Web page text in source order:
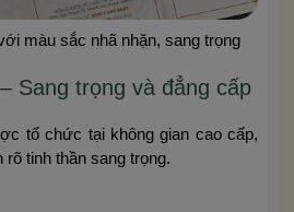
màu sắc nhã nhặn, sang trọng
Sang trọng và đẳng cấp
tổ chức tại không gian cao cấp,
tinh thần sang trọng.